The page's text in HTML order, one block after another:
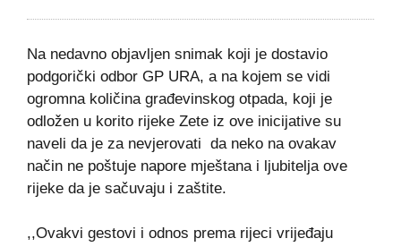
Na nedavno objavljen snimak koji je dostavio
podgorički odbor GP URA, a na kojem se vidi
ogromna količina građevinskog otpada, koji je
odložen u korito rijeke Zete iz ove inicijative su
naveli da je za nevjerovati da neko na ovakav
način ne poštuje napore mještana i ljubitelja ove
rijeke da je sačuvaju i zaštite.
,,Ovakvi gestovi i odnos prema rijeci vrijeđaju